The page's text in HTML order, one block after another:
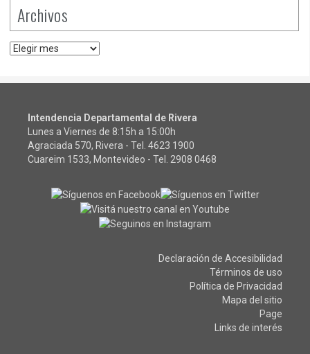
Archivos
Archivos
Intendencia Departamental de Rivera
Lunes a Viernes de 8:15h a 15:00h
Agraciada 570, Rivera - Tel. 4623 1900
Cuareim 1533, Montevideo - Tel. 2908 0468
Declaración de Accesibilidad
Términos de uso
Política de Privacidad
Mapa del sitio
Page
Links de interés